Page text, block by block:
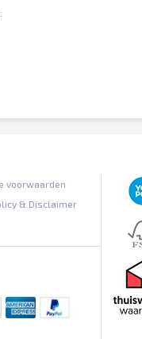
voorwaarden
& Disclaimer